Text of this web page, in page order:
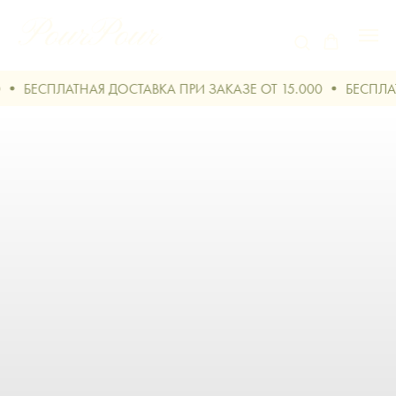
ДОСТАВКА ПРИ ЗАКАЗЕ ОТ 15.000 БЕСПЛАТНАЯ